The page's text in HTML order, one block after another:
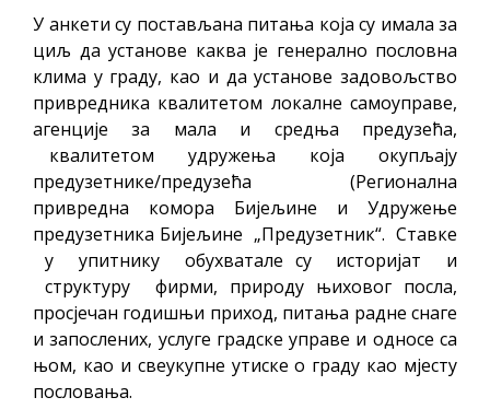
У анкети су постављана питања која су имала за
циљ да установе каква је генерално пословна
клима у граду, као и да установе задовољство
привредника квалитетом локалне самоуправе,
агенције за мала и средња предузећа,
квалитетом удружења која окупљају
предузетнике/предузећа (Регионална
привредна комора Бијељине и Удружење
предузетника Бијељине „Предузетник“. Ставке
у упитнику обухватале су историјат и
структуру фирми, природу њиховог посла,
просјечан годишњи приход, питања радне снаге
и запослених, услуге градске управе и односе са
њом, као и свеукупне утиске о граду као мјесту
пословања.